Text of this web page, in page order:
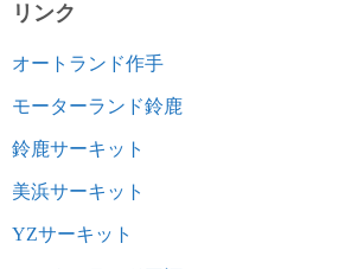
リンク
オートランド作手
モーターランド鈴鹿
鈴鹿サーキット
美浜サーキット
YZサーキット